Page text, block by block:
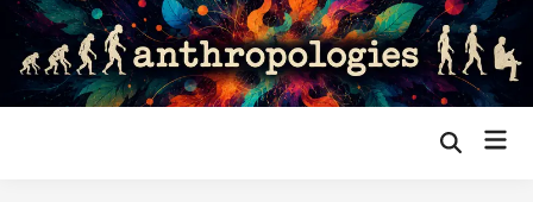
Saltar
contenido
Abrir